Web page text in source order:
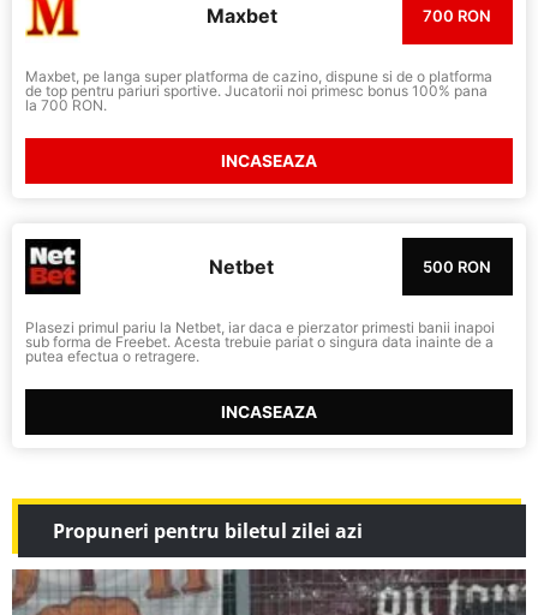
Maxbet 700 RON
Maxbet, pe langa super platforma de cazino, dispune si de o platforma
de top pentru pariuri sportive. Jucatorii noi primesc bonus 100% pana
la 700 RON.
INCASEAZA
Netbet 500 RON
Plasezi primul pariu la Netbet, iar daca e pierzator primesti banii inapoi
sub forma de Freebet. Acesta trebuie pariat o singura data inainte de a
putea efectua o retragere.
INCASEAZA
Propuneri pentru biletul zilei azi